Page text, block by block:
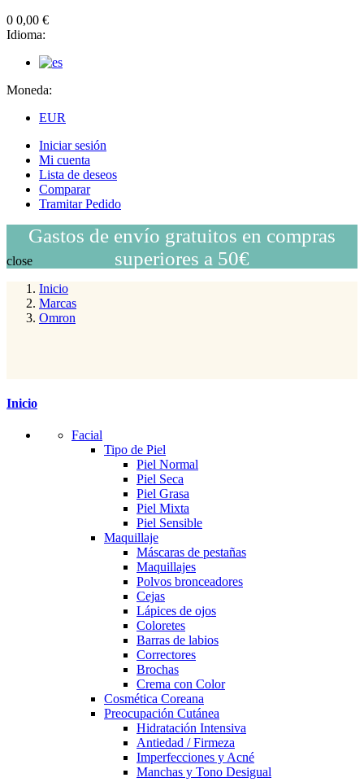
0 0,00 €
Idioma:
Moneda:
EUR
Iniciar sesión
Mi cuenta
Lista de deseos
Comparar
Tramitar Pedido
Gastos de envío gratuitos en compras
superiores a 50€
close
Inicio
Marcas
Omron
Inicio
Facial
Tipo de Piel
Piel Normal
Piel Seca
Piel Grasa
Piel Mixta
Piel Sensible
Maquillaje
Máscaras de pestañas
Maquillajes
Polvos bronceadores
Cejas
Lápices de ojos
Coloretes
Barras de labios
Correctores
Brochas
Crema con Color
Cosmética Coreana
Preocupación Cutánea
Hidratación Intensiva
Antiedad / Firmeza
Imperfecciones y Acné
Manchas y Tono Desigual